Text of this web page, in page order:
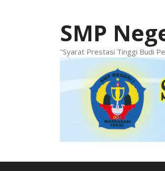
SMP
"Syarat Prestasi Tinggi Budi